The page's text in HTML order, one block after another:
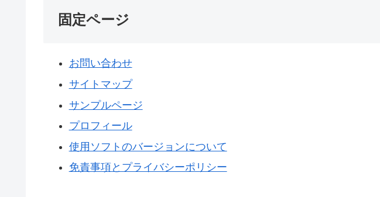
固定ページ
お問い合わせ
サイトマップ
サンプルページ
プロフィール
使用ソフトのバージョンについて
免責事項とプライバシーポリシー